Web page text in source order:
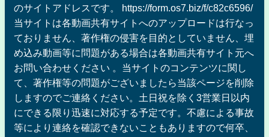
のサイトアドレスです。 https://form.os7.biz/f/c82c6596/
当サイトは各動画共有サイトへのアップロードは行なっ
ておりません、著作権の侵害を目的としていません、埋
め込み動画等に問題がある場合は各動画共有サイト元へ
お問い合わせください 。当サイトのコンテンツに関し
て、著作権等の問題がございましたら当該ページを削除
しますのでご連絡ください。土日祝を除く3営業日以内
にできる限り迅速に対応する予定です。不慮による事故
等により連絡を確認できないこともありますので何卒、